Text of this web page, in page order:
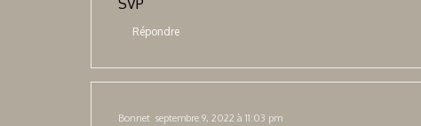
SVP
Répondre
Bonnet septembre 9, 2022 à 11:03 pm